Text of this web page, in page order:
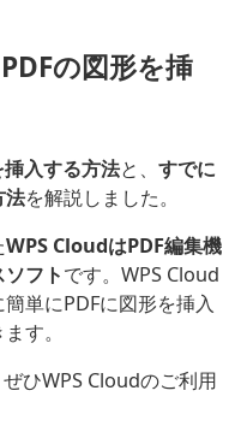
の図形を挿
入する方法と、 すでに
法を解説しました。
WPS CloudはPDF編集機
フトです。WPS Cloud
単にPDFに図形を挿入
す。
ひWPS Cloudのご利用